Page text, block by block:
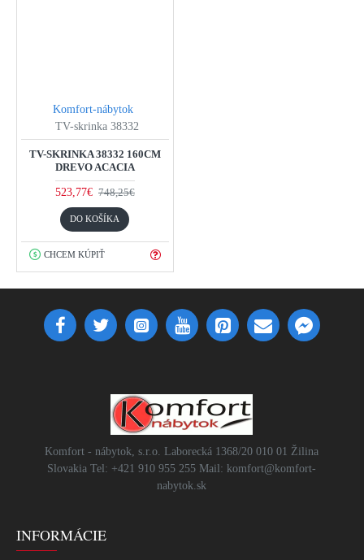
Komfort-nábytok
TV-skrinka 38332
TV-SKRINKA 38332 160CM
DREVO ACACIA
523,77€ 748,25€
DO KOŠÍKA
CHCEM KÚPIŤ
Komfort - nábytok, s.r.o. Laborecká 1368/20 010 01 Žilina
Slovakia Tel: +421 910 955 255 Mail: komfort@komfort-
nabytok.sk
INFORMÁCIE